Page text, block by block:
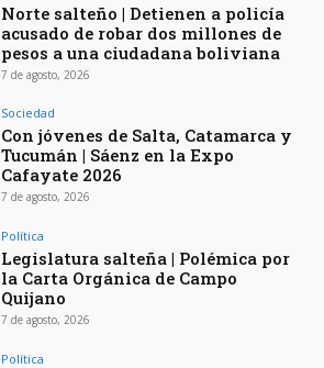
Norte salteño | Detienen a policía
acusado de robar dos millones de
pesos a una ciudadana boliviana
7 de agosto, 2026
Sociedad
Con jóvenes de Salta, Catamarca y
Tucumán | Sáenz en la Expo
Cafayate 2026
7 de agosto, 2026
Política
Legislatura salteña | Polémica por
la Carta Orgánica de Campo
Quijano
7 de agosto, 2026
Política